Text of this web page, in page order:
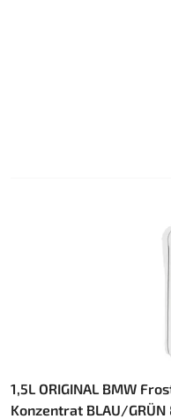
1,5L ORIGINAL BMW
Konzentrat BLAU/GRÜN